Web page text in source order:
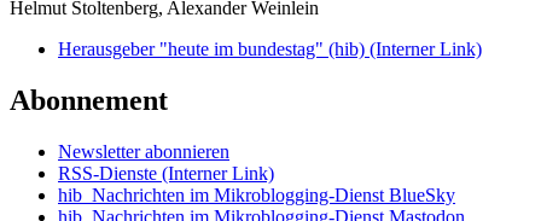
Helmut Stoltenberg, Alexander Weinlein
Herausgeber "heute im bundestag" (hib) (Interner Link)
Abonnement
Newsletter abonnieren
RSS-Dienste (Interner Link)
hib_Nachrichten im Mikroblogging-Dienst BlueSky
hib_Nachrichten im Mikroblogging-Dienst Mastodon